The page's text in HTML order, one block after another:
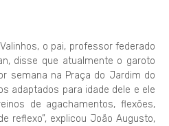
o pai, professor federado
disse que atualmente o garoto
semana na Praça do Jardim do
adaptados para idade dele e ele
de agachamentos, flexões,
reflexo”, explicou João Augusto,